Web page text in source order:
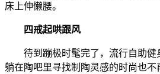
床上伸懒腰。
四戒起哄跟风
待到蹦极时髦完了，流行自助健
躺在陶吧里寻找制陶灵感的时尚也不